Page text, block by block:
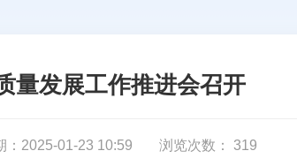
量发展工作推进会召开
：2025-01-23 10:59 浏览次数： 319